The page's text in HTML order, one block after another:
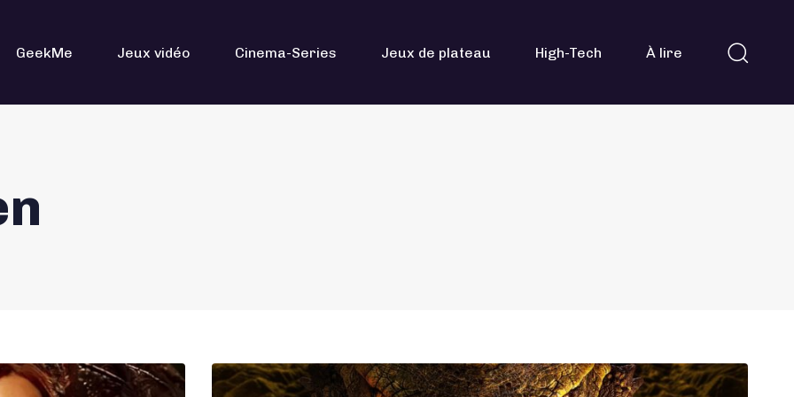
GeekMe Jeux vidéo Cinema-Series Jeux de plateau High-Tech À lire